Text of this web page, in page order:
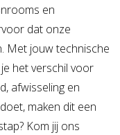
en
dat onze
Met jouw technische
het verschil voor
afwisseling en
maken dit een
Kom jij ons